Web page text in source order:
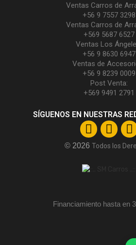
Ventas Carros de
+56 9 7557 3298
Ventas Carros de
+569 5687 6527
Ventas Los
+56 9 8630 6947
Ventas de
+56 9 8239 0009
Post Venta:
+569 9491 2791
SÍGUENOS EN NUESTRAS
© 2026 Todos los
Financiamiento hasta en